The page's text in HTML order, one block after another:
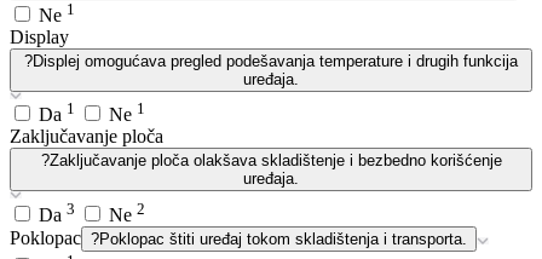
Ne 1
Display
?Displej omogućava pregled podešavanja temperature i drugih funkcija
uređaja.
Da 1 Ne 1
Zaključavanje ploča
?Zaključavanje ploča olakšava skladištenje i bezbedno korišćenje
uređaja.
Da 3 Ne 2
Poklopac ?Poklopac štiti uređaj tokom skladištenja i transporta.